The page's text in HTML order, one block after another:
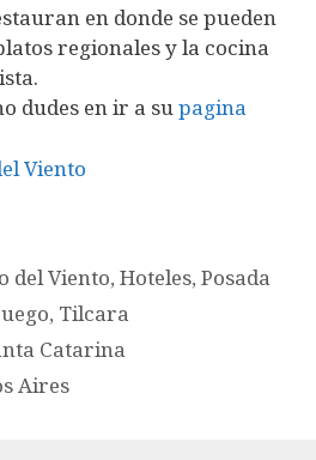
en donde se pueden
regionales y la cocina
dudes en ir a supagina
Viento
del Viento,Hoteles,Posada
, Tilcara
Catarina
Aires